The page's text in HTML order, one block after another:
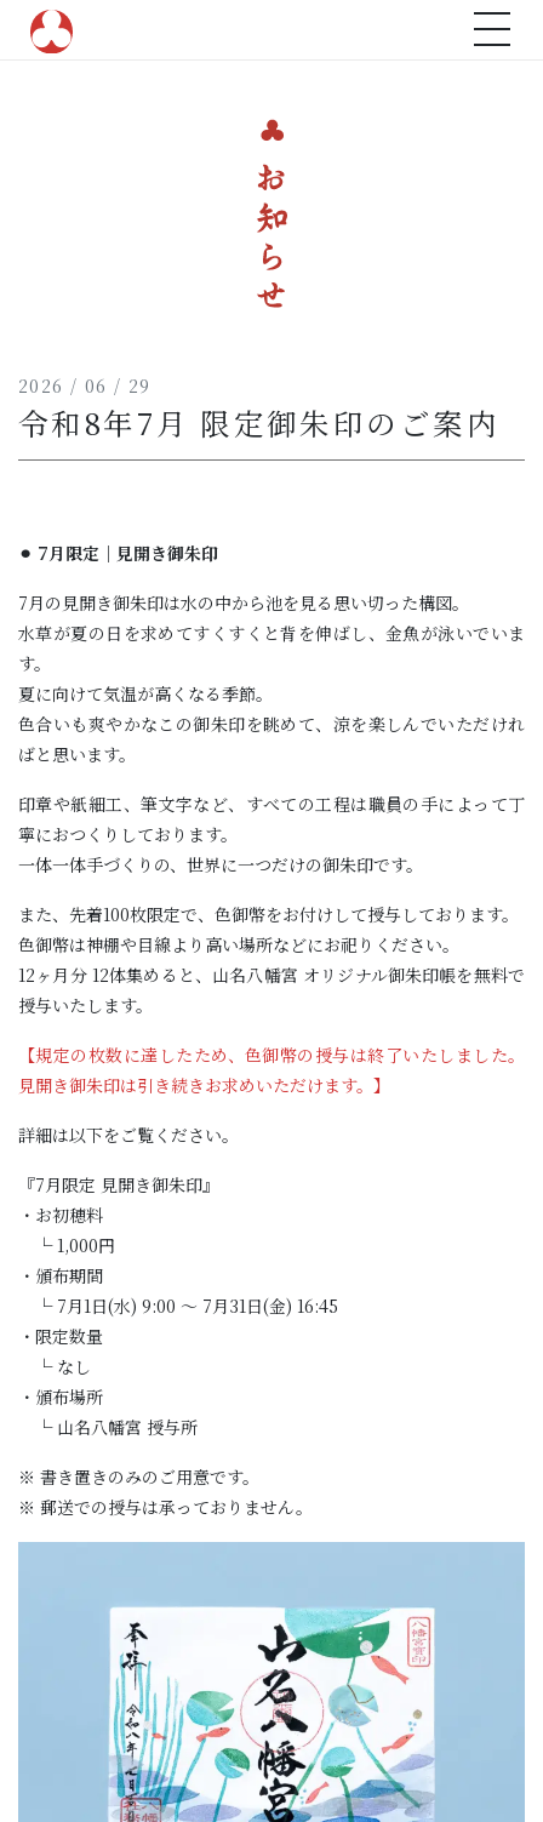
ご祈願のこと
命名のこと
年中行事
山名八幡宮について
神葬祭
お知らせ
027-346-1736
限定御朱印のご案内
オンライン授与所
2026 / 06 / 29
令和8年7月 限定御朱印のご案内
⚫︎ 7月限定｜見開き御朱印
7月の見開き御朱印は水の中から池を見る思い切った構図。
水草が夏の日を求めてすくすくと背を伸ばし、金魚が泳いでいま
す。
夏に向けて気温が高くなる季節。
色合いも爽やかなこの御朱印を眺めて、涼を楽しんでいただけれ
ばと思います。
印章や紙細工、筆文字など、すべての工程は職員の手によって丁
寧におつくりしております。
一体一体手づくりの、世界に一つだけの御朱印です。
また、先着100枚限定で、色御幣をお付けして授与しております。
色御幣は神棚や目線より高い場所などにお祀りください。
12ヶ月分 12体集めると、山名八幡宮 オリジナル御朱印帳を無料で
授与いたします。
【規定の枚数に達したため、色御幣の授与は終了いたしました。
見開き御朱印は引き続きお求めいただけます。】
詳細は以下をご覧ください。
『7月限定 見開き御朱印』
・お初穂料
└ 1,000円
・頒布期間
└ 7月1日(水) 9:00 〜 7月31日(金) 16:45
・限定数量
└ なし
・頒布場所
└ 山名八幡宮 授与所
※ 書き置きのみのご用意です。
※ 郵送での授与は承っておりません。